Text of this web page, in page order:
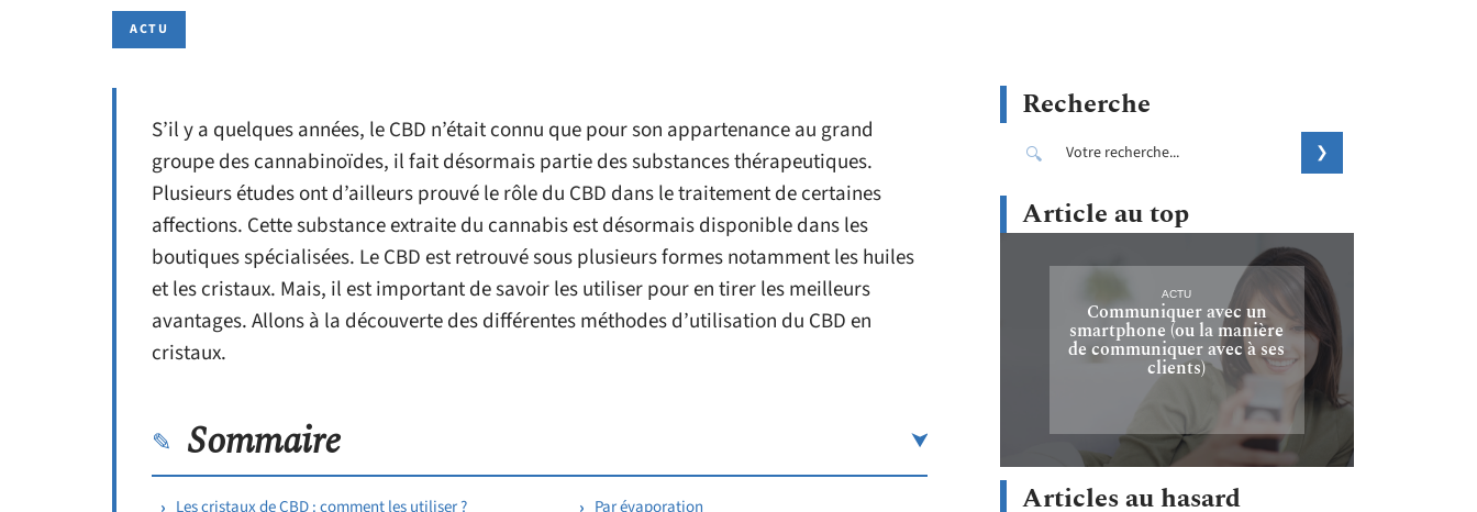
ACTU
S’il y a quelques années, le CBD n’était connu que pour son appartenance au grand
groupe des cannabinoïdes, il fait désormais partie des substances thérapeutiques.
Plusieurs études ont d’ailleurs prouvé le rôle du CBD dans le traitement de certaines
affections. Cette substance extraite du cannabis est désormais disponible dans les
boutiques spécialisées. Le CBD est retrouvé sous plusieurs formes notamment les huiles
et les cristaux. Mais, il est important de savoir les utiliser pour en tirer les meilleurs
avantages. Allons à la découverte des différentes méthodes d’utilisation du CBD en
cristaux.
Sommaire
Les cristaux de CBD : comment les utiliser ?
Par évaporation
Recherche
Article au top
ACTU
Communiquer avec un
smartphone (ou la manière
de communiquer avec à ses
clients)
Articles au hasard